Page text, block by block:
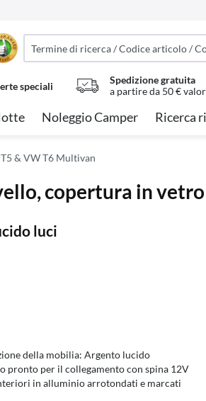
speciali
Spedizione gratuita
a partire da 50 €
Noleggio Camper Ricerca
& VW T6 Multivan
copertura in vetro
luci
della mobilia: Argento lucido
pronto per il collegamento con spina 12V
in alluminio arrotondati e marcati